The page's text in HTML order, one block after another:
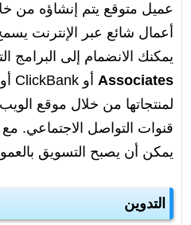
عميل متوقع يتم إنشاؤه من
أعمال شائع عبر الإنترنت
يمكنك الانضمام إلى البرامج
Associates
لمنتجاتها من خلال موقع
قنوات التواصل الاجتماعي. مع
يمكن أن يصبح التسويق
التدوين